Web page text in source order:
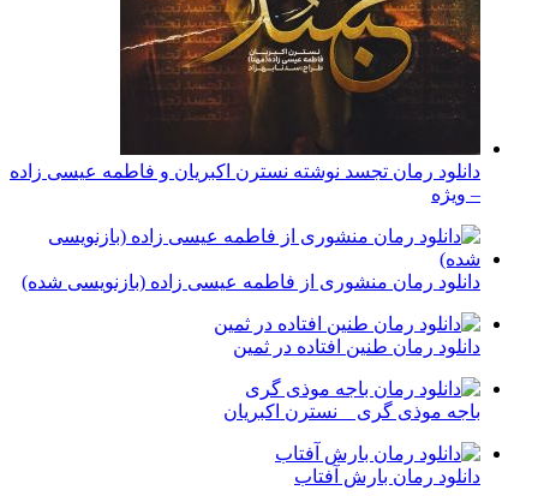
دانلود رمان تجسد نوشته نسترن اکبریان و فاطمه عیسی زاده
– ویژه
دانلود رمان منشوری از فاطمه عیسی زاده (بازنویسی شده)
دانلود رمان طنین افتاده در ثمین
باجه موذی گری _ نسترن اکبریان
دانلود رمان بارش آفتاب